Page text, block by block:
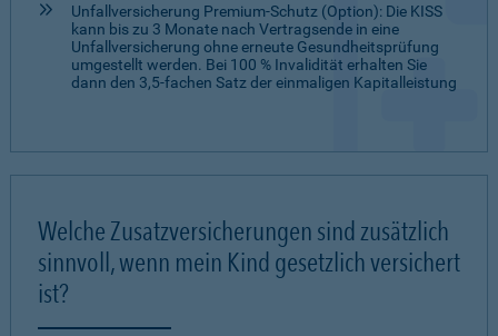
Unfallversicherung Premium-Schutz (Option): Die KISS
kann bis zu 3 Monate nach Vertragsende in eine
Unfallversicherung ohne erneute Gesundheitsprüfung
umgestellt werden. Bei 100 % Invalidität erhalten Sie
dann den 3,5-fachen Satz der einmaligen Kapitalleistung
Welche Zusatzversicherungen sind zusätzlich
sinnvoll, wenn mein Kind gesetzlich versichert
ist?